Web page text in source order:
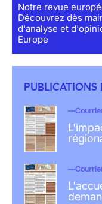
Notre revue
Découvrez dès
d'analyse et
Europe
PUBLICATIONS